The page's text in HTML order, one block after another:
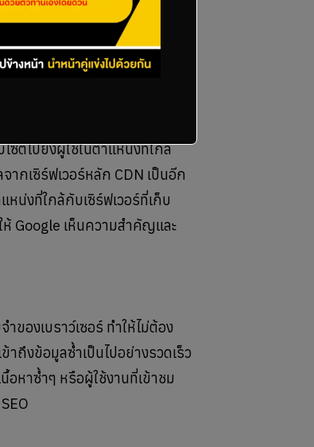
ตัว เช่น UglifyJS หรือ
ขึ้นและเว็บไซต์ติดอันดับได้ง่าย
ซต์ไปยังผู้ใช้ในตำแหน่งที่ใกล้
ากเซิร์ฟเวอร์หลัก CDN เป็นอีก
น่งที่ใกล้กับเซิร์ฟเวอร์ที่เก็บ
ห้ Google เห็นความสำคัญและ
ของเบราว์เซอร์ ทำให้ไม่ต้อง
าถึงข้อมูลซ้ำเป็นไปอย่างรวดเร็ว
อหาซ้ำๆ หรือผู้ใช้งานที่เข้าชม